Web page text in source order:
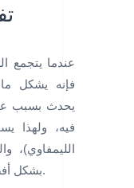
عندما يتجمع
فإنه يشكل ما
يحدث بسبب
فيه، ولهذا
الليمفاوي)،
بشكل أفضل، ويخفف الوذمة، ويقلل التورم.